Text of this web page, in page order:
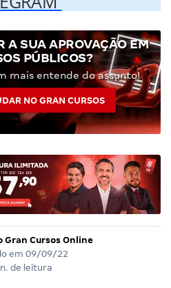
A SUA APROVAÇÃO EM
PÚBLICOS?
mais entende do assunto!
NO GRAN CURSOS
Gran Cursos Online
em 09/09/22
de leitura